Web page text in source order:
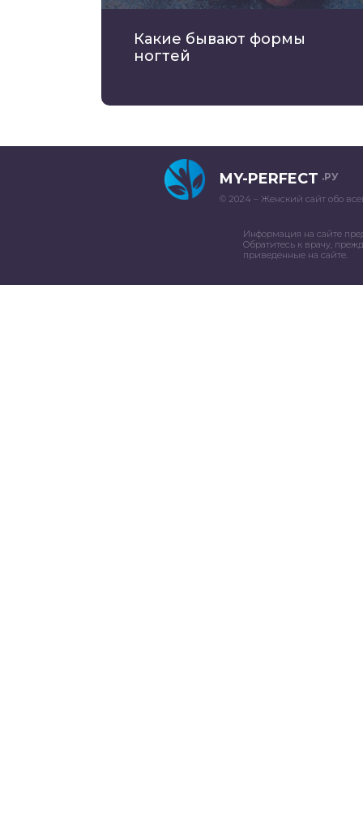
Какие бывают формы
ногтей
MY-PERFECT .РУ
© 2024 – Женский сайт обо
Информация на сайте
Обратитесь к врачу,
приведенные на сайте.